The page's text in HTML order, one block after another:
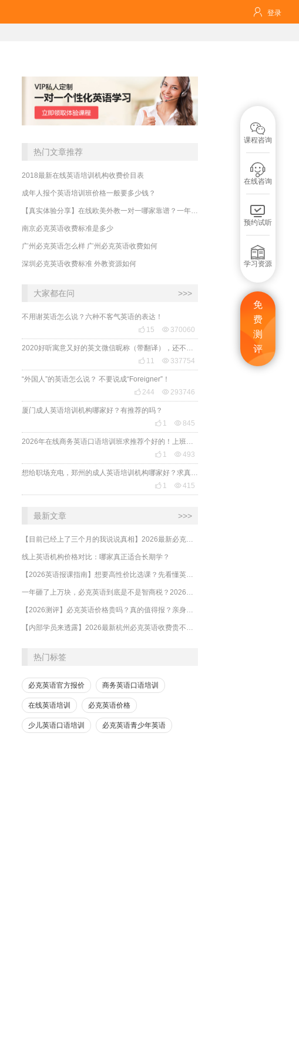
 登录

课程咨询

在线咨询

预约试听

学习资源
免
费
测
评
热门文章推荐
2018最新在线英语培训机构收费价目表
成年人报个英语培训班价格一般要多少钱？
南京必克英语收费标准是多少
广州必克英语怎么样 广州必克英语收费如何
深圳必克英语收费标准 外教资源如何
大家都在问 >>>
不用谢英语怎么说？六种不客气英语的表达！
 15  370060
 11  337754
“外国人”的英语怎么说？ 不要说成“Foreigner”！
 244  293746
厦门成人英语培训机构哪家好？有推荐的吗？
 1  845
 1 493
 1 415
最新文章 >>>
线上英语机构价格对比：哪家真正适合长期学？
热门标签
必克英语官方报价 商务英语口语培训
在线英语培训 必克英语价格
少儿英语口语培训 必克英语青少年英语